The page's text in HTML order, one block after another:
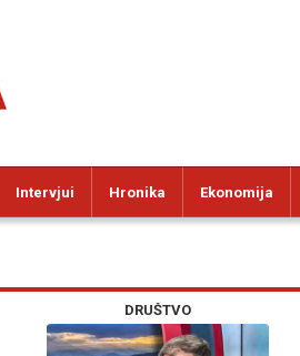
Intervjui Hronika Ekonomija
DRUŠTVO